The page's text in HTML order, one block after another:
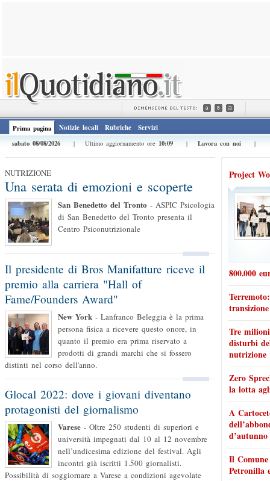
Prima pagina Notizie locali Rubriche
Servizi
sabato 08/08/2026
| Ultimo aggiornamento ore 10:09 | Lavora con noi |
NUTRIZIONE
Una serata di emozioni e scoperte
San Benedetto del Tronto - ASPIC Psicologia
di San Benedetto del Tronto presenta il
Centro Psiconutrizionale
Il presidente di Bros Manifatture riceve il
premio alla carriera "Hall of
Fame/Founders Award"
New York - Lanfranco Beleggia è la prima
persona fisica a ricevere questo onore, in
quanto il premio era prima riservato a
prodotti di grandi marchi che si fossero
distinti nel corso dell'anno.
Glocal 2022: dove i giovani diventano
protagonisti del giornalismo
Varese - Oltre 250 studenti di superiori e
università impegnati dal 10 al 12 novembre
nell’undicesima edizione del festival. Agli
incontri già iscritti 1.500 giornalisti.
Possibilità di soggiornare a Varese a condizioni agevolate
Project
800.000
Tre
disturbi
nutrizione
Zero
la lotta
A
Il
Petronilla